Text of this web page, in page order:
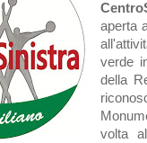
aperta
verde
della
volta